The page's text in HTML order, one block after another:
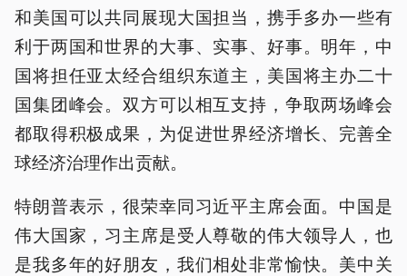
和美国可以共同展现大国担当，携手多办一些有
利于两国和世界的大事、实事、好事。明年，中
国将担任亚太经合组织东道主，美国将主办二十
国集团峰会。双方可以相互支持，争取两场峰会
都取得积极成果，为促进世界经济增长、完善全
球经济治理作出贡献。
特朗普表示，很荣幸同习近平主席会面。中国是
伟大国家，习主席是受人尊敬的伟大领导人，也
是我多年的好朋友，我们相处非常愉快。美中关